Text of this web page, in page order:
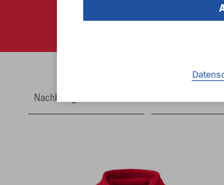
Nachhaltig